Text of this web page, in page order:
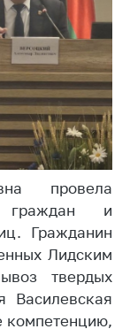
провела
и
Гражданин
Лидским
твердых
Василевская
компетенцию,